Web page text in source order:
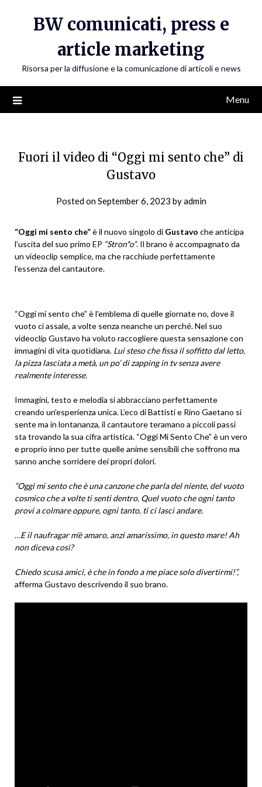
BW comunicati, press e
article marketing
Risorsa per la diffusione e la comunicazione di articoli e news
Menu
Fuori il video di “Oggi mi sento che” di
Gustavo
Posted onSeptember 6, 2023 byadmin
“Oggi mi sento che”è il nuovo singolo di Gustavo che anticipa
l’uscita del suo primo EP “Stron*o”. Il brano è accompagnato da
un videoclip semplice, ma che racchiude perfettamente
l’essenza del cantautore.
“Oggi mi sento che” è l’emblema di quelle giornate no, dove il
vuoto ci assale, a volte senza neanche un perché. Nel suo
videoclip Gustavo ha voluto raccogliere questa sensazione con
immagini di vita quotidiana. Lui steso che fissa il soffitto dal letto,
la pizza lasciata a metà, un po’ di zapping in tv senza avere
realmente interesse.
Immagini, testo e melodia si abbracciano perfettamente
creando un’esperienza unica. L’eco di Battisti e Rino Gaetano si
sente ma in lontananza, il cantautore teramano a piccoli passi
sta trovando la sua cifra artistica. “Oggi Mi Sento Che” è un vero
e proprio inno per tutte quelle anime sensibili che soffrono ma
sanno anche sorridere dei propri dolori.
“Oggi mi sento che è una canzone che parla del niente, del vuoto
cosmico che a volte ti senti dentro. Quel vuoto che ogni tanto
provi a colmare oppure, ogni tanto, ti ci lasci andare.
…E il naufragar m’è amaro, anzi amarissimo, in questo mare! Ah
non diceva così?
Chiedo scusa amici, è che in fondo a me piace solo divertirmi!”,
afferma Gustavo descrivendo il suo brano.